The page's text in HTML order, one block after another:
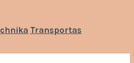
Transportas